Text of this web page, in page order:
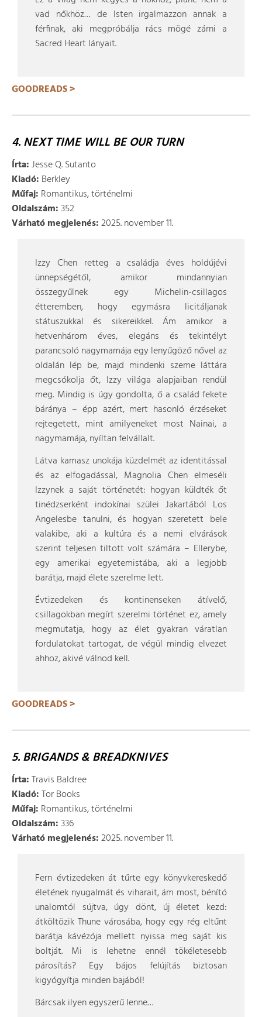
vad nőkhöz… de Isten irgalmazzon annak a
férfinak, aki megpróbálja rács mögé zárni a
Sacred Heart lányait.
GOODREADS >
4. NEXT TIME WILL BE OUR TURN
Írta:Jesse Q. Sutanto
Kiadó: Berkley
Műfaj: Romantikus, történelmi
Oldalszám:352
Várható megjelenés:2025. november 11.
Izzy Chen retteg a családja éves holdújévi
ünnepségétől, amikor mindannyian
összegyűlnek egy Michelin-csillagos
étteremben, hogy egymásra licitáljanak
státuszukkal és sikereikkel. Ám amikor a
hetvenhárom éves, elegáns és tekintélyt
parancsoló nagymamája egy lenyűgöző nővel az
oldalán lép be, majd mindenki szeme láttára
megcsókolja őt, Izzy világa alapjaiban rendül
meg. Mindig is úgy gondolta, ő a család fekete
báránya – épp azért, mert hasonló érzéseket
rejtegetett, mint amilyeneket most Nainai, a
nagymamája, nyíltan felvállalt.
Látva kamasz unokája küzdelmét az identitással
és az elfogadással, Magnolia Chen elmeséli
Izzynek a saját történetét: hogyan küldték őt
tinédzserként indokínai szülei Jakartából Los
Angelesbe tanulni, és hogyan szeretett bele
valakibe, aki a kultúra és a nemi elvárások
szerint teljesen tiltott volt számára – Ellerybe,
egy amerikai egyetemistába, aki a legjobb
barátja, majd élete szerelme lett.
Évtizedeken és kontinenseken átívelő,
csillagokban megírt szerelmi történet ez, amely
megmutatja, hogy az élet gyakran váratlan
fordulatokat tartogat, de végül mindig elvezet
ahhoz, akivé válnod kell.
GOODREADS >
5. BRIGANDS & BREADKNIVES
Írta:Travis Baldree
Kiadó:Tor Books
Műfaj: Romantikus, történelmi
Oldalszám:336
Várható megjelenés:2025. november 11.
Fern évtizedeken át tűrte egy könyvkereskedő
életének nyugalmát és viharait, ám most, bénító
unalomtól sújtva, úgy dönt, új életet kezd:
átköltözik Thune városába, hogy egy rég eltűnt
barátja kávézója mellett nyissa meg saját kis
boltját. Mi is lehetne ennél tökéletesebb
párosítás? Egy bájos felújítás biztosan
kigyógyítja minden bajából!
Bárcsak ilyen egyszerű lenne…